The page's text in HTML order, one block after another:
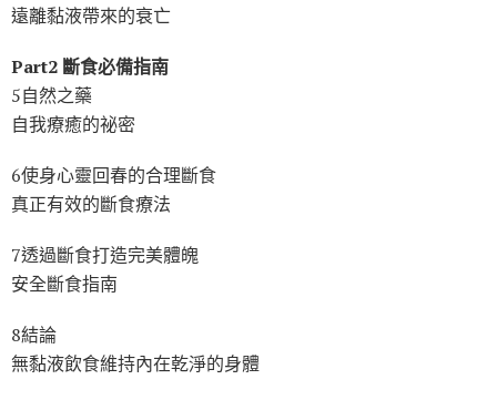
遠離黏液帶來的衰亡
Part2 斷食必備指南
5自然之藥
自我療癒的祕密
6使身心靈回春的合理斷食
真正有效的斷食療法
7透過斷食打造完美體魄
安全斷食指南
8結論
無黏液飲食維持內在乾淨的身體